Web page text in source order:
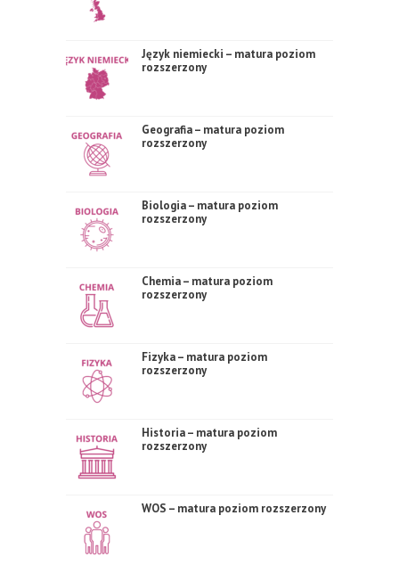
Język niemiecki – matura poziom
rozszerzony
Geografia – matura poziom
rozszerzony
Biologia – matura poziom
rozszerzony
Chemia – matura poziom
rozszerzony
Fizyka – matura poziom
rozszerzony
Historia – matura poziom
rozszerzony
WOS – matura poziom rozszerzony